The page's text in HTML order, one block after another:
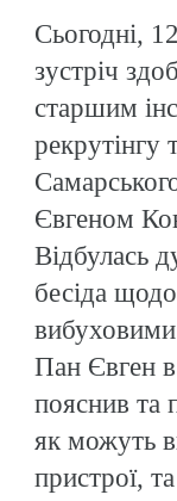
Сьогодні,
зустріч
старшим
рекрутінгу
Євгеном
Відбулась
бесіда
Пан Євген
пояснив та
як можуть
пристрої,